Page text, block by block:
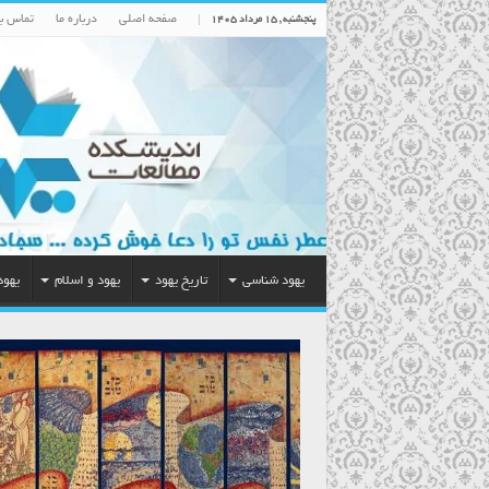
پنجشنبه , ۱۵ مرداد ۱۴۰۵ صفحه اصلی درباره ما تماس
یهود شناسی تاریخ یهود یهود و اسلام